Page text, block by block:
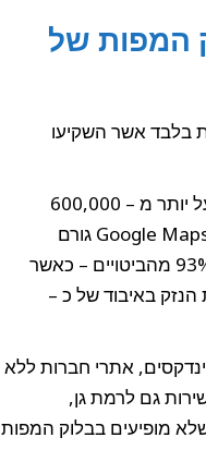
המפות של
בלבד אשר השקיעו
במחקר של חברת seoClarity מציגים כדוגמא את אתר Hotels.com אשר מדורג על יותר מ – 600,000
ביטויים הקשורים לתיירות בעמוד הראשון בגוגל. השינוי שבוצע על בלוק המפות של Google Maps גורם
ירד בלפחות מיקום אחד ב – 93% מהביטויים – כאשר
הנזק באיבוד של כ –
אתרי חברות ללא
גם לרמת גן,
מופיעים בבלוק המפות